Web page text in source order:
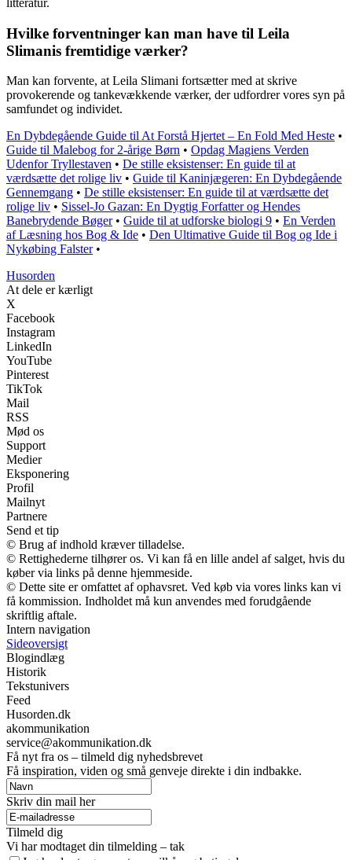
litteratur.
Hvilke forventninger kan man have til Leila
Slimanis fremtidige værker?
Man kan forvente, at Leila Slimani fortsætter med at skrive
provokerende og tankevækkende værker, der udfordrer vores syn på
samfundet og individet.
En Dybdegående Guide til At Forstå Hjertet – En Fold Med Heste •
Guide til Malebog for 2-årige Børn • Opdag Magiens Verden
Udenfor Tryllestaven • De stille eksistenser: En guide til at
værdsætte det rolige liv • Guide til Kaninjægeren: En Dybdegående
Gennemgang • De stille eksistenser: En guide til at værdsætte det
rolige liv • Sissel-Jo Gazan: En Dygtig Forfatter og Hendes
Banebrydende Bøger• Guide til at udforske biologi 9 • En Verden
af Læsning hos Bog & Ide • Den Ultimative Guide til Bog og Ide i
Nykøbing Falster•
Husorden
At dele er kærligt
X
Facebook
Instagram
LinkedIn
YouTube
Pinterest
TikTok
Mail
RSS
Mød os
Support
Medier
Eksponering
Profil
Mailnyt
Partnere
Send et tip
© Brug af indhold kræver tilladelse.
© Rettighederne tilhører os. Vi kan få en lille andel af salget, hvis du
køber via links på denne hjemmeside.
© Dette site er omfattet af ophavsret. Ved køb via vores links kan vi
få kommission. Indholdet må kun anvendes med forudgående
skriftlig aftale.
Intern navigation
Sideoversigt
Blogindlæg
Historik
Tekstunivers
Feed
Husorden.dk
akommunikation
service@akommunikation.dk
Få nyt fra os – tilmeld dig nyhedsbrevet
Få inspiration, viden og små genveje direkte i din indbakke.
Skriv din mail her
Tilmeld dig
Vi har modtaget din tilmelding – tak